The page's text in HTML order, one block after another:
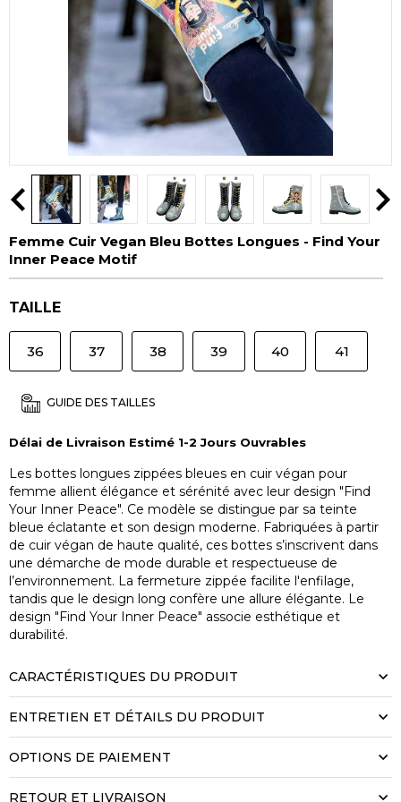
Femme Cuir Vegan Bleu Bottes Longues - Find Your
Inner Peace Motif
TAILLE
36 37 38 39 40 41
GUIDE DES TAILLES
Délai de Livraison Estimé 1-2 Jours Ouvrables
Les bottes longues zippées bleues en cuir végan pour
femme allient élégance et sérénité avec leur design "Find
Your Inner Peace". Ce modèle se distingue par sa teinte
bleue éclatante et son design moderne. Fabriquées à partir
de cuir végan de haute qualité, ces bottes s’inscrivent dans
une démarche de mode durable et respectueuse de
l’environnement. La fermeture zippée facilite l'enfilage,
tandis que le design long confère une allure élégante. Le
design "Find Your Inner Peace" associe esthétique et
durabilité.
CARACTÉRISTIQUES DU PRODUIT
ENTRETIEN ET DÉTAILS DU PRODUIT
OPTIONS DE PAIEMENT
RETOUR ET LIVRAISON